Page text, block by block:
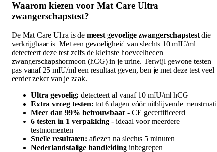
Waarom kiezen voor Mat Care Ultra
zwangerschapstest?
De Mat Care Ultra is de meest gevoelige zwangerschapstest die
verkrijgbaar is. Met een gevoeligheid van slechts 10 mIU/ml
detecteert deze test zelfs de kleinste hoeveelheden
zwangerschapshormoon (hCG) in je urine. Terwijl gewone testen
pas vanaf 25 mIU/ml een resultaat geven, ben je met deze test veel
eerder zeker van je zaak.
Ultra gevoelig: detecteert al vanaf 10 mIU/ml hCG
Extra vroeg testen: tot 6 dagen vóór uitblijvende
Meer dan 99% betrouwbaar - CE gecertificeerd
6 testen in 1 verpakking - ideaal voor meerdere
testmomenten
Snelle resultaten: aflezen na slechts 5 minuten
Nederlandstalige handleiding inbegrepen